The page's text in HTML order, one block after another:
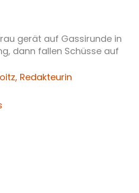
gerät auf Gassirunde in
dann fallen Schüsse auf
Redakteurin